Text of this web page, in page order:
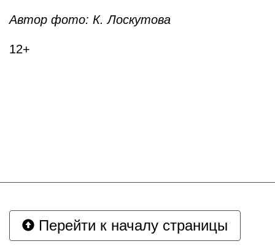
Автор фото: К. Лоскутова
12+
Перейти к началу страницы